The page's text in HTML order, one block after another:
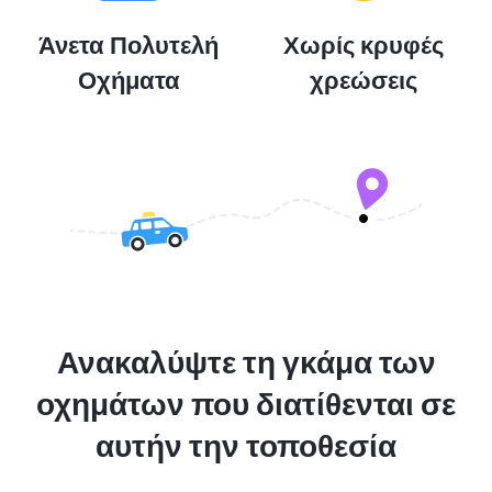
Άνετα Πολυτελή
Οχήματα
Χωρίς κρυφές
χρεώσεις
Ανακαλύψτε τη γκάμα των
οχημάτων που διατίθενται σε
αυτήν την τοποθεσία